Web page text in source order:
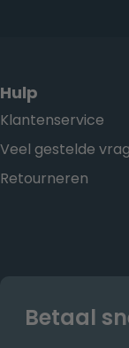
Hulp
Klantenservice
Veel gestelde
Retourneren
Betaal